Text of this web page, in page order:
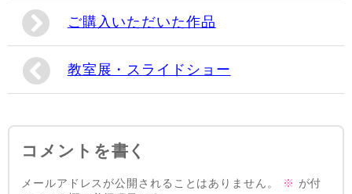
ご購入いただいた作品
教室展・スライドショー
コメントを書く
メールアドレスが公開されることはありません。 ※ が付